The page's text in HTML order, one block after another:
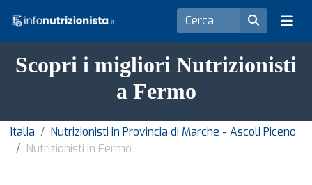
Scopri i migliori Nutrizionisti
a Fermo
Italia
Nutrizionisti in Provincia di Marche - Ascoli Piceno
Nutrizionisti in Fermo